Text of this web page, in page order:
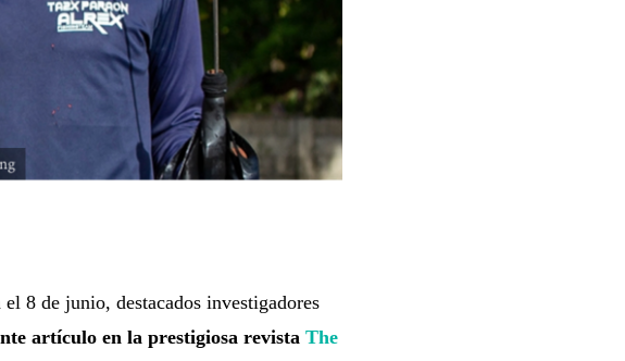
el 8 de junio, destacados investigadores
artículo en la prestigiosa revista The